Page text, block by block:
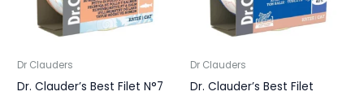
Dr Clauders
Dr. Clauder’s Best Filet N°7
Dr Clauders
Dr. Clauder’s Best Filet